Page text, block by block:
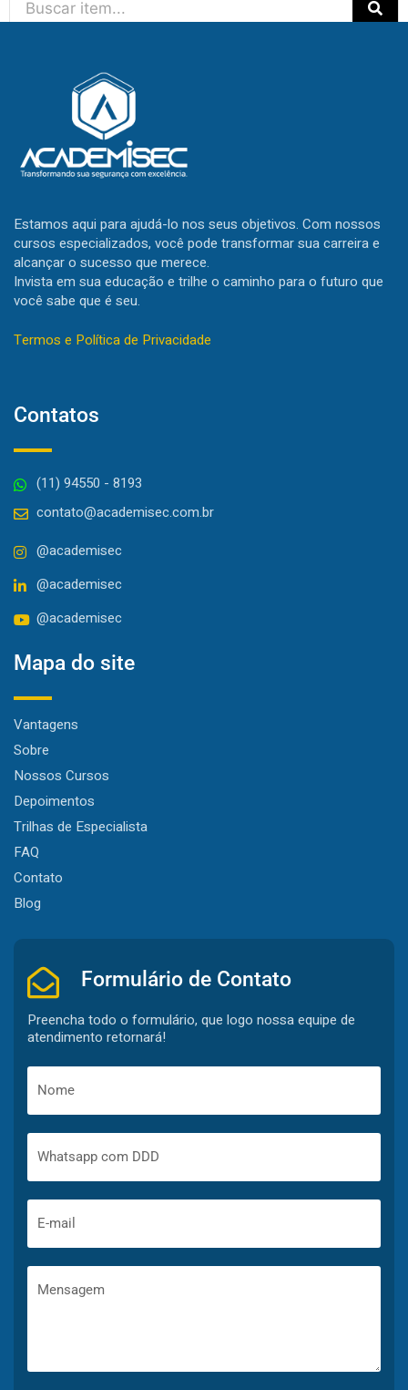
Estamos aqui para ajudá-lo nos seus objetivos. Com nossos
cursos especializados, você pode transformar sua carreira e
alcançar o sucesso que merece.
Invista em sua educação e trilhe o caminho para o futuro que
você sabe que é seu.
Termos e Política de Privacidade
Contatos
(11) 94550 - 8193
contato@academisec.com.br
@academisec
@academisec
@academisec
Mapa do site
Vantagens
Sobre
Nossos Cursos
Depoimentos
Trilhas de Especialista
FAQ
Contato
Blog
Formulário de Contato
Preencha todo o formulário, que logo nossa equipe de
atendimento retornará!